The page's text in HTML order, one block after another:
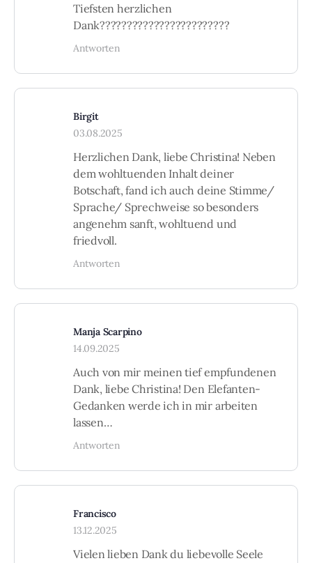
Tiefsten herzlichen
Dank????????????????????????
Antworten
Birgit
03.08.2025
Herzlichen Dank, liebe Christina! Neben
dem wohltuenden Inhalt deiner
Botschaft, fand ich auch deine Stimme/
Sprache/ Sprechweise so besonders
angenehm sanft, wohltuend und
friedvoll.
Antworten
Manja Scarpino
14.09.2025
Auch von mir meinen tief empfundenen
Dank, liebe Christina! Den Elefanten-
Gedanken werde ich in mir arbeiten
lassen…
Antworten
Francisco
13.12.2025
Vielen lieben Dank du liebevolle Seele